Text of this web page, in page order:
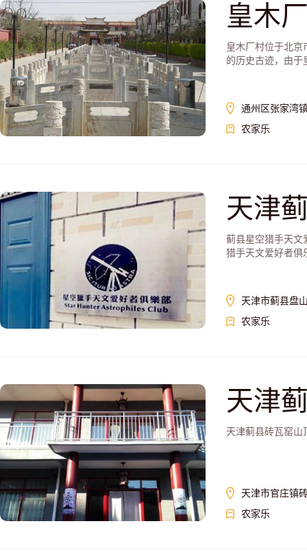
皇木
皇木厂村位于北京
的历史古迹，由于
通州区张家湾
农家乐
天津
蓟县星空猎手天文
猎手天文爱好者俱
天津市蓟县盘
农家乐
天津
天津蓟县砖瓦窑山
天津市官庄镇
农家乐